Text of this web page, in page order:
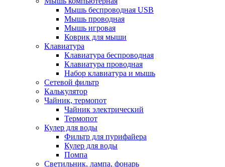
Мышь беспроводная USB
Мышь проводная
Мышь игровая
Коврик для мыши
Клавиатура
Клавиатура беспроводная
Клавиатура проводная
Набор клавиатура и мышь
Сетевой фильтр
Калькулятор
Чайник, термопот
Чайник электрический
Термопот
Кулер для воды
Фильтр для пурифайера
Кулер для воды
Помпа
Светильник, лампа, фонарь